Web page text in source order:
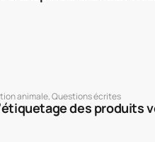
animale,Questions écrites
des produits